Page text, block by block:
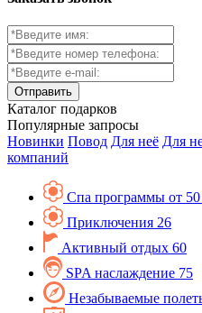
Каталог подарков
Популярные запросы
Новинки Повод Для неё Для
компаний
Спа программы от
Приключения 26
Активный отдых 60
SPA наслаждение 75
Незабываемые